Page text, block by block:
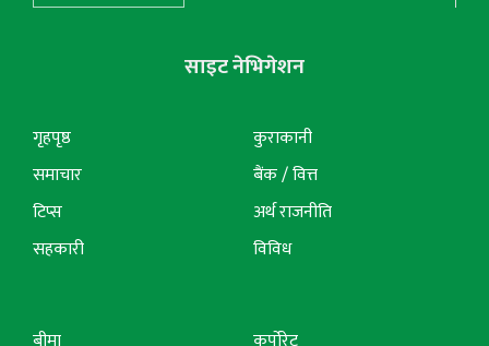
साइट नेभिगेशन
गृहपृष्ठ
समाचार
टिप्स
सहकारी
कुराकानी
बैंक / वित्त
अर्थ राजनीति
विविध